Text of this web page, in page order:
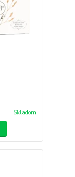
Skladom